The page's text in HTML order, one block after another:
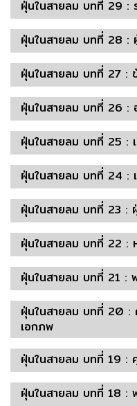
ฝุ่นในสายลม บทที่ 29 :
ฝุ่นในสายลม บทที่ 28 :
ฝุ่นในสายลม บทที่ 27 :
ฝุ่นในสายลม บทที่ 26 :
ฝุ่นในสายลม บทที่ 25 :
ฝุ่นในสายลม บทที่ 24 :
ฝุ่นในสายลม บทที่ 23 :
ฝุ่นในสายลม บทที่ 22 :
ฝุ่นในสายลม บทที่ 21 :
ฝุ่นในสายลม บทที่ 20 :
เอกภพ
ฝุ่นในสายลม บทที่ 19 :
ฝุ่นในสายลม บทที่ 18 :